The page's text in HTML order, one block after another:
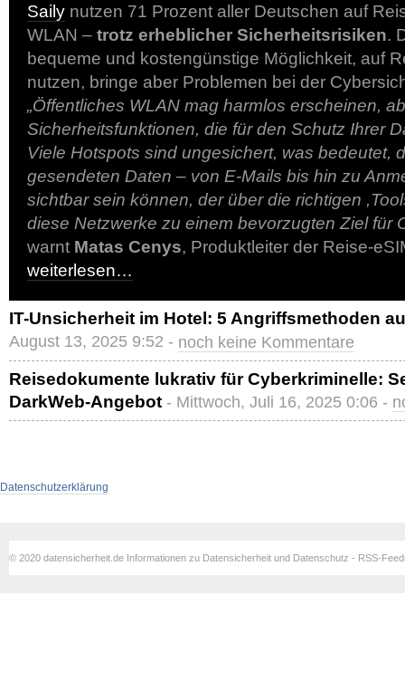
Saily nutzen 71 Prozent aller Deutschen auf
WLAN – trotz erheblicher Sicherheitsrisiken.
bequeme und kostengünstige Möglichkeit, auf
nutzen, bringe aber Problemen bei der
„Öffentliches WLAN mag harmlos erscheinen,
Sicherheitsfunktionen, die für den Schutz Ihrer
Viele Hotspots sind ungesichert, was bedeutet,
gesendeten Daten – von E-Mails bis hin zu
sichtbar sein können, der über die richtigen
diese Netzwerke zu einem bevorzugten Ziel für
warnt Matas Cenys, Produktleiter der Reise-
weiterlesen…
IT-Unsicherheit im Hotel: 5 Angriffsmethoden
August 13, 2025 9:52 - noch keine Kommentare
Reisedokumente lukrativ für Cyberkriminelle:
DarkWeb-Angebot - Mittwoch, Juli 16, 2025 0:06 -
Datenschutzerklärung
© 2020 datensicherheit.de Informationen zu Datensicherheit und Datenschutz - RSS-